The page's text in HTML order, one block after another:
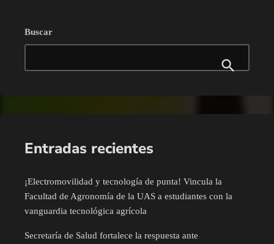
Buscar
Entradas recientes
¡Electromovilidad y tecnología de punta! Vincula la
Facultad de Agronomía de la UAS a estudiantes con la
vanguardia tecnológica agrícola
Secretaría de Salud fortalece la respuesta ante